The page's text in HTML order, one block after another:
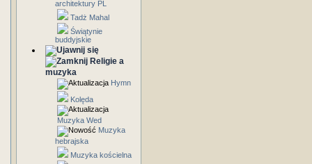
architektury PL
Tadż Mahal
Świątynie
buddyjskie
Religie a
muzyka
Hymn
Kolęda
Muzyka Wed
Muzyka
hebrajska
Muzyka kościelna